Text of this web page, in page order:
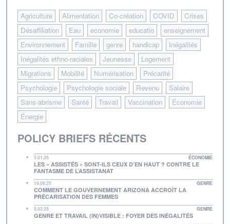
Agriculture Alimentation Co-création COVID
Crises
Désaffiliation
Eau economie educatio
enseignement
Environnement
Famille genre handicap
Inégalités
Inégalités ethno-raciales
Jeunesse
Logement
Migrations
Mobilité Numérisation
Précarité
Psychologie
Psychologie sociale Revenu
Salaire
Sans-abrisme
Santé Travail Vaccination
Économie
Énergie
POLICY BRIEFS RÉCENTS
5.01.26 ÉCONOMIE
LES « ASSISTÉS » SONT-ILS CEUX D’EN HAUT ? CONTRE LE
FANTASME DE L’ASSISTANAT
18.06.25 GENRE
COMMENT LE GOUVERNEMENT ARIZONA ACCROÎT LA
PRÉCARISATION DES FEMMES
5.03.25 GENRE
GENRE ET TRAVAIL (IN)VISIBLE : FOYER DES INÉGALITÉS